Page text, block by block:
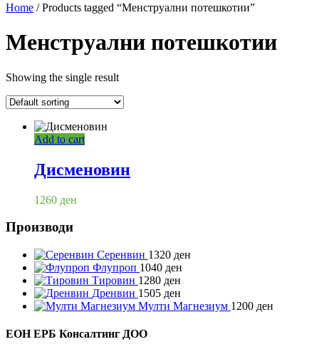
Home / Products tagged “Менструални потешкотии”
Менструални потешкотии
Showing the single result
Add to cart
Дисменовин
1260 ден
Производи
Серенвин 1320 ден
Флупроп 1040 ден
Тировин 1280 ден
Дренвин 1505 ден
Мулти Магнезиум 1200 ден
ЕОН ЕРБ Консалтинг ДОО